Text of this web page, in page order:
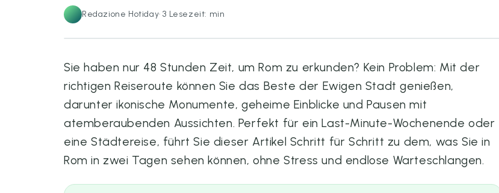
Redazione Hotiday·3 Lesezeit: min
Sie haben nur 48 Stunden Zeit, um Rom zu erkunden? Kein Problem: Mit der
richtigen Reiseroute können Sie das Beste der Ewigen Stadt genießen,
darunter ikonische Monumente, geheime Einblicke und Pausen mit
atemberaubenden Aussichten. Perfekt für ein Last-Minute-Wochenende oder
eine Städtereise, führt Sie dieser Artikel Schritt für Schritt zu dem, was Sie in
Rom in zwei Tagen sehen können, ohne Stress und endlose Warteschlangen.